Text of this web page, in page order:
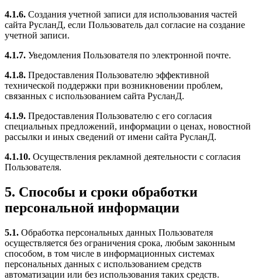
4.1.6. Создания учетной записи для использования частей
сайта РусланД, если Пользователь дал согласие на создание
учетной записи.
4.1.7. Уведомления Пользователя по электронной почте.
4.1.8. Предоставления Пользователю эффективной
технической поддержки при возникновении проблем,
связанных с использованием сайта РусланД.
4.1.9. Предоставления Пользователю с его согласия
специальных предложений, информации о ценах, новостной
рассылки и иных сведений от имени сайта РусланД.
4.1.10. Осуществления рекламной деятельности с согласия
Пользователя.
5. Способы и сроки обработки
персональной информации
5.1. Обработка персональных данных Пользователя
осуществляется без ограничения срока, любым законным
способом, в том числе в информационных системах
персональных данных с использованием средств
автоматизации или без использования таких средств.